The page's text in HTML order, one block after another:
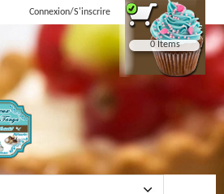
Connexion/S'inscrire
0 Items